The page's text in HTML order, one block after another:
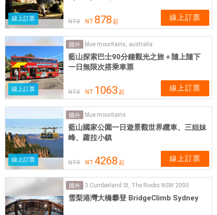
線上訂票 NT0 NT 878 起 線上訂票
線上訂票
國外 blue mountains, australia
藍山探索巴士90分鐘觀光之旅＋隨上隨下
一日無限次搭乘車票
NT0 NT 1063 起 線上訂票
線上訂票
國外 blue mountains
藍山國家公園一日遊景觀世界纜車、三姐妹
峰、蘿拉小鎮
NT0 NT 4268 起 線上訂票
國外 3 Cumberland St, The Rocks NSW 2000
雪梨港灣大橋攀登 BridgeClimb Sydney